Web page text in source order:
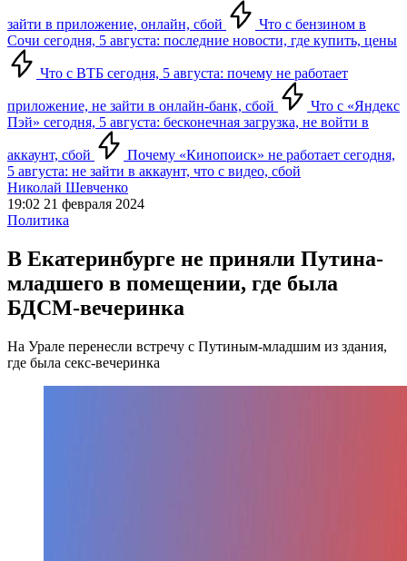
зайти в приложение, онлайн, сбой
Что с бензином в
Сочи сегодня, 5 августа: последние новости, где купить, цены
Что с ВТБ сегодня, 5 августа: почему не работает
приложение, не зайти в онлайн-банк, сбой
Что с «Яндекс
Пэй» сегодня, 5 августа: бесконечная загрузка, не войти в
аккаунт, сбой
Почему «Кинопоиск» не работает сегодня,
5 августа: не зайти в аккаунт, что с видео, сбой
Николай Шевченко
19:02 21 февраля 2024
Политика
В Екатеринбурге не приняли Путина-
младшего в помещении, где была
БДСМ-вечеринка
На Урале перенесли встречу с Путиным-младшим из здания,
где была секс-вечеринка